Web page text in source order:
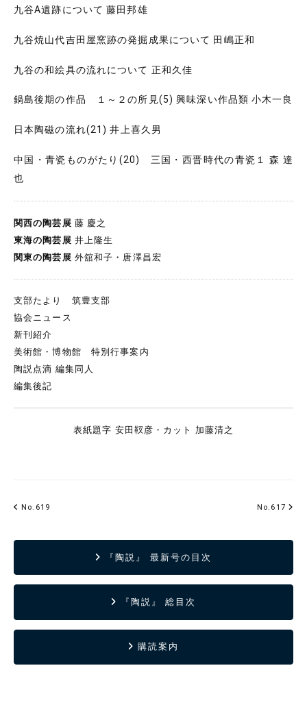
九谷A遺跡について 藤田邦雄
九谷焼山代吉田屋窯跡の発掘成果について 田嶋正和
九谷の和絵具の流れについて 正和久佳
鍋島後期の作品 １～２の所見(5) 興味深い作品類 小木一良
日本陶磁の流れ(21) 井上喜久男
中国・青瓷ものがたり(20) 三国・西晋時代の青瓷１ 森 達
也
関西の陶芸展 藤 慶之
東海の陶芸展 井上隆生
関東の陶芸展 外舘和子・唐澤昌宏
支部たより 筑豊支部
協会ニュース
新刊紹介
美術館・博物館 特別行事案内
陶説点滴 編集同人
編集後記
表紙題字 安田靫彦・カット 加藤清之
No.619 No.617
『陶説』 最新号の目次
『陶説』 総目次
購読案内